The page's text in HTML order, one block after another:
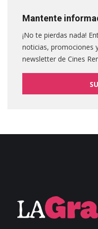
Mantente
¡No te pierdas nada!
noticias, promociones
newsletter de Cines